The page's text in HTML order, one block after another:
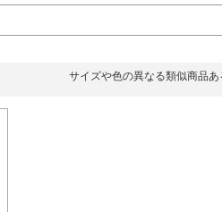
サイズや色の異なる類似商品